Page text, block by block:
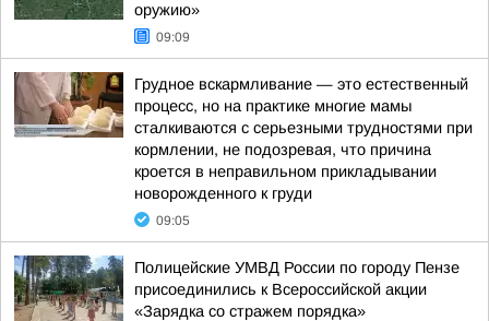
оружию»
09:09
Грудное вскармливание — это естественный
процесс, но на практике многие мамы
сталкиваются с серьезными трудностями при
кормлении, не подозревая, что причина
кроется в неправильном прикладывании
новорожденного к груди
09:05
Полицейские УМВД России по городу Пензе
присоединились к Всероссийской акции
«Зарядка со стражем порядка»